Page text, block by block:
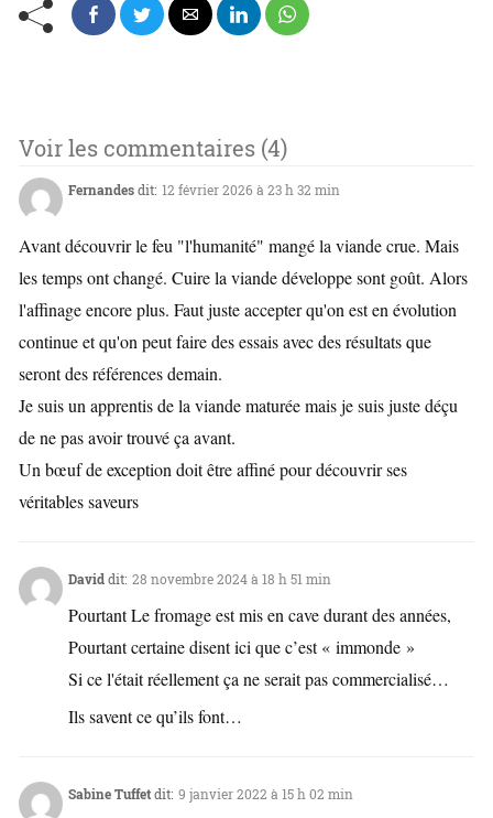
Voir les commentaires (4)
Fernandesdit: 12 février 2026 à 23 h 32 min
Avant découvrir le feu "l'humanité" mangé la viande crue. Mais
les temps ont changé. Cuire la viande développe sont goût. Alors
l'affinage encore plus. Faut juste accepter qu'on est en évolution
continue et qu'on peut faire des essais avec des résultats que
seront des références demain.
Je suis un apprentis de la viande maturée mais je suis juste déçu
de ne pas avoir trouvé ça avant.
Un bœuf de exception doit être affiné pour découvrir ses
véritables saveurs
Daviddit: 28 novembre 2024 à 18 h 51 min
Pourtant Le fromage est mis en cave durant des années,
Pourtant certaine disent ici que c’est « immonde »
Si ce l'était réellement ça ne serait pas commercialisé…
Ils savent ce qu’ils font…
Sabine Tuffetdit: 9 janvier 2022 à 15 h 02 min